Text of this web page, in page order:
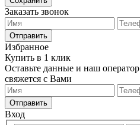
Заказать звонок
Отправить
Избранное
Купить в 1 клик
Оставьте данные и наш оператор
свяжется с Вами
Отправить
Вход